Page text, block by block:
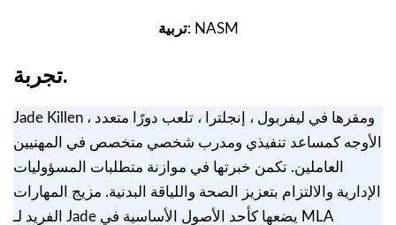
تربية: NASM
تجربة.
Jade Killen ، ومقرها في ليفربول ، إنجلترا ، تلعب دورًا متعدد
الأوجه كمساعد تنفيذي ومدرب شخصي متخصص في المهنيين
العاملين. تكمن خبرتها في موازنة متطلبات المسؤوليات
الإدارية والالتزام بتعزيز الصحة واللياقة البدنية. مزيج المهارات
الفريد لـ Jade يضعها كأحد الأصول الأساسية في MLA